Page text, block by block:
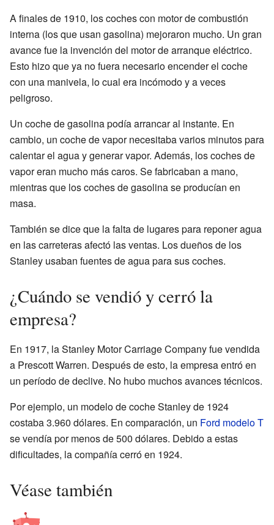
A finales de 1910, los coches con motor de combustión
interna (los que usan gasolina) mejoraron mucho. Un gran
avance fue la invención del motor de arranque eléctrico.
Esto hizo que ya no fuera necesario encender el coche
con una manivela, lo cual era incómodo y a veces
peligroso.
Un coche de gasolina podía arrancar al instante. En
cambio, un coche de vapor necesitaba varios minutos para
calentar el agua y generar vapor. Además, los coches de
vapor eran mucho más caros. Se fabricaban a mano,
mientras que los coches de gasolina se producían en
masa.
También se dice que la falta de lugares para reponer agua
en las carreteras afectó las ventas. Los dueños de los
Stanley usaban fuentes de agua para sus coches.
¿Cuándo se vendió y cerró la
empresa?
En 1917, la Stanley Motor Carriage Company fue vendida
a Prescott Warren. Después de esto, la empresa entró en
un período de declive. No hubo muchos avances técnicos.
Por ejemplo, un modelo de coche Stanley de 1924
costaba 3.960 dólares. En comparación, un Ford modelo T
se vendía por menos de 500 dólares. Debido a estas
dificultades, la compañía cerró en 1924.
Véase también